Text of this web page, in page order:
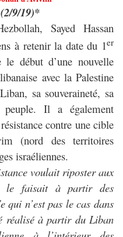
(2/9/19)*
Sayed Hassan
à retenir la date du 1er
le début d’une nouvelle
avec la Palestine
sa souveraineté, sa
Il a également
contre une cible
(nord des territoires
israéliennes.
voulait riposter aux
le faisait à partir des
qui n’est pas le cas dans
réalisé à partir du Liban